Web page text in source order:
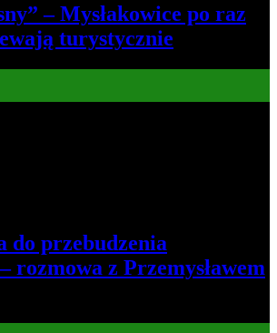
– Mysłakowice po raz
turystycznie
do przebudzenia
rozmowa z Przemysławem